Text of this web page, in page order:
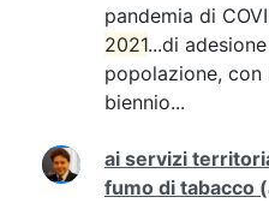
pandemia di
2021...di
popolazione,
biennio...
ai servizi
fumo di tabacco